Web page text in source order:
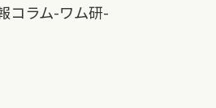
コラム-ワム研-